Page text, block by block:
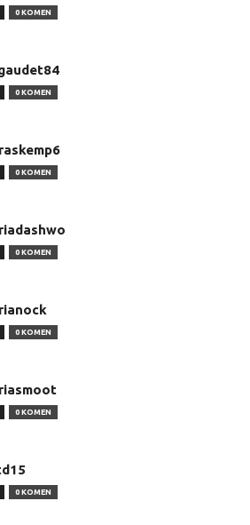
0 KOMEN
0 KOMEN
0 KOMEN
0 KOMEN
0 KOMEN
0 KOMEN
0 KOMEN